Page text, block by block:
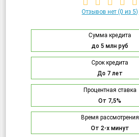
Отзывов нет (0 из 5)
Сумма кредита
до 5 млн руб
Срок кредита
До 7 лет
Процентная ставка
От 7,5%
Время рассмотрения
От 2-х минут